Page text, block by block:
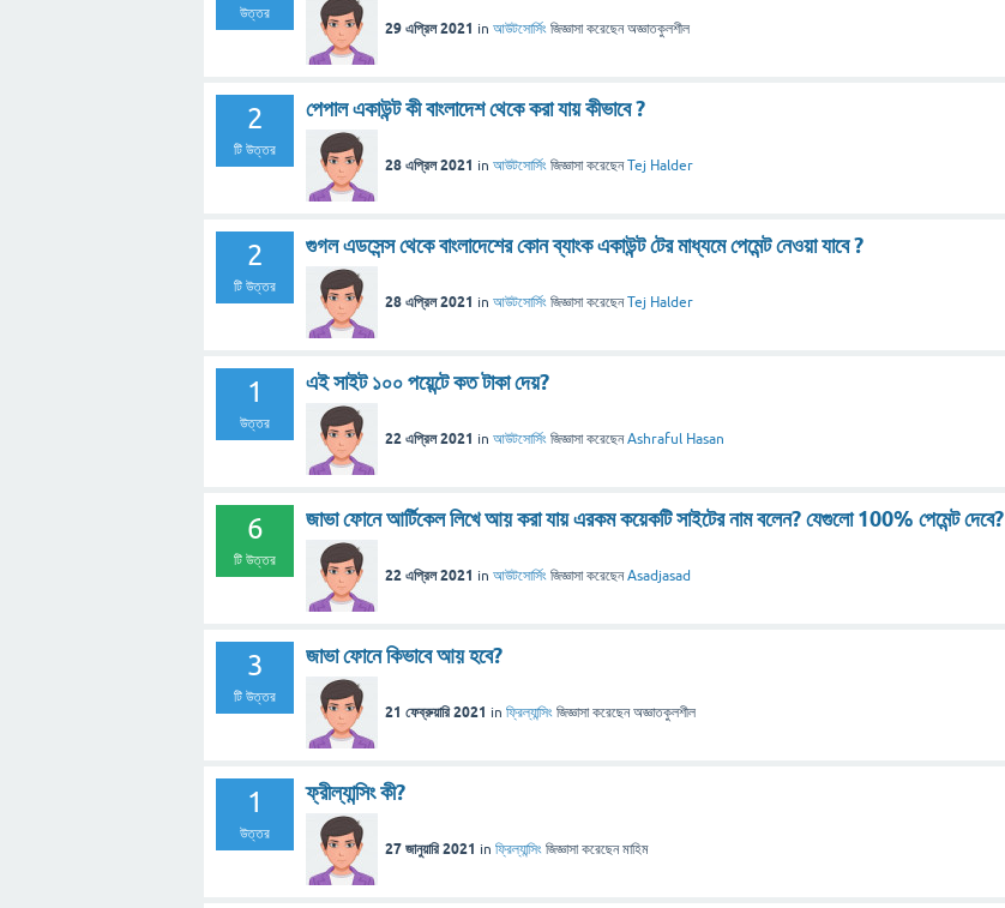
উত্তর
29 এপ্রিল 2021 in আউটসোর্সিং জিজ্ঞাসা করেছেনঅজ্ঞাতকুলশীল
2
টি উত্তর
পেপাল একাউন্ট কী বাংলাদেশ থেকে করা যায় কীভাবে ?
28 এপ্রিল 2021 in আউটসোর্সিং জিজ্ঞাসা করেছেনTej Halder
2
টি উত্তর
গুগল এডসেন্স থেকে বাংলাদেশের কোন ব্যাংক একাউন্ট টের মাধ্যমে পেমেন্ট নেওয়া যাবে ?
28 এপ্রিল 2021 in আউটসোর্সিং জিজ্ঞাসা করেছেনTej Halder
1
উত্তর
এই সাইট ১০০ পয়েন্টে কত টাকা দেয়?
22 এপ্রিল 2021 in আউটসোর্সিং জিজ্ঞাসা করেছেনAshraful Hasan
6
টি উত্তর
জাভা ফোনে আর্টিকেল লিখে আয় করা যায় এরকম কয়েকটি সাইটের নাম বলেন? যেগুলো 100% পেমেন্ট দেবে?
22 এপ্রিল 2021 in আউটসোর্সিং জিজ্ঞাসা করেছেনAsadjasad
3
টি উত্তর
জাভা ফোনে কিভাবে আয় হবে?
21 ফেব্রুয়ারি 2021 in ফ্রিল্যান্সিং জিজ্ঞাসা করেছেনঅজ্ঞাতকুলশীল
1
উত্তর
ফ্রীল্যান্সিং কী?
27 জানুয়ারি 2021 in ফ্রিল্যান্সিং জিজ্ঞাসা করেছেনমাহিম